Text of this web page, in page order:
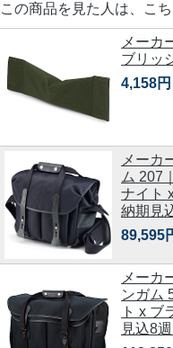
この商品を見た人は、こ
メーカ
ブリッ
4,158円
メーカ
ム 207
ナイト
納期見
89,595
メーカ
ンガム
ト x ブ
見込8